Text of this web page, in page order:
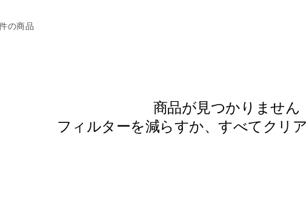
の商品
商品が見つかりません
フィルターを減らすか、すべてクリア